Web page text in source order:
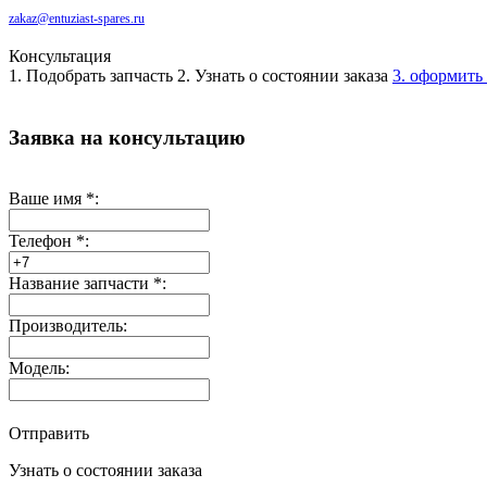
zakaz@entuziast-spares.ru
Консультация
1. Подобрать запчасть 2. Узнать о состоянии заказа 3. оформить
Заявка на консультацию
Ваше имя *:
Телефон *:
Название запчасти *:
Производитель:
Модель:
Отправить
Узнать о состоянии заказа